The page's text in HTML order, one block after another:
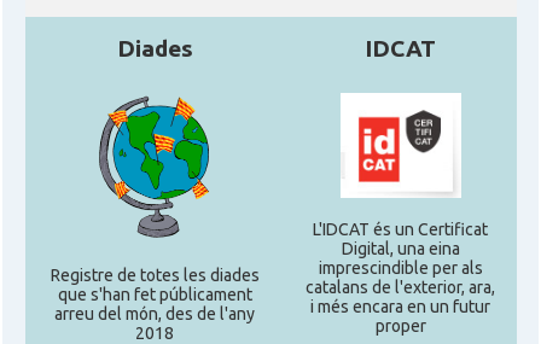
Diades
Registre de totes les diades
que s'han fet públicament
arreu del món, des de l'any
2018
IDCAT
L'IDCAT és un Certificat
Digital, una eina
imprescindible per als
catalans de l'exterior, ara,
i més encara en un futur
proper